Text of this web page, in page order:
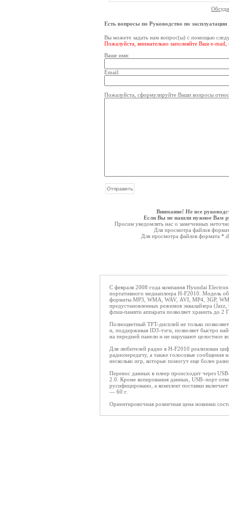
Есть вопросы по Руководство по
Вы можете задать нам вопрос(ы) с помощью
Пожалуйста, внимательно заполняйте Ваш e-
Ваше имя:
Email:
Пожалуйста, сформулируйте Ваши вопросы
Внимание! Не все
Если Вы не нашли нужное Вам
Просим уведомлять нас о замеченных
Для просмотра файлов
Для просмотра файлов формата
C февраля 2008 года компания Hyundai
портативного медиаплеера H-F2010. Модель
форматы MP3, WMA, WAV, AVI, MP4, 3GP,
предустановленных режимов эквалайзера
флэш-памяти аппарата позволяет хранить до 2
Полноцветный TFT-дисплей не только
и, поддерживая ID3-тэги, позволяет быстро
на передней панели и не нарушают целостное
Для любителей радио в H-F2010 реализован
радиопередачу, а также голосовые сообщения
несколько игр, которые помогут еще более
Перенос данных в плеер происходит через
2.0. Кроме копирования данных, USB–порт
русифицировано, а комплект поставки
— 60 г.
Ориентировочная розничная цена новинки